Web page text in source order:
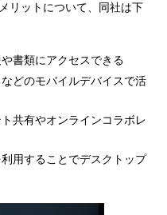
リットについて、同社は下
書類にアクセスできる
どのモバイルデバイスで活
共有やオンラインコラボレ
用することでデスクトップ